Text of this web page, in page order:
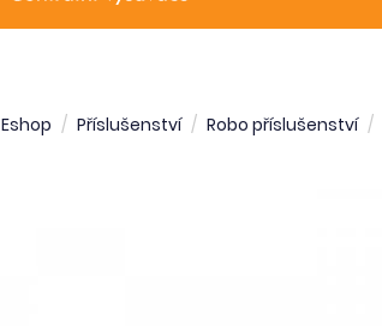
Eshop Příslušenství Robo příslušenství